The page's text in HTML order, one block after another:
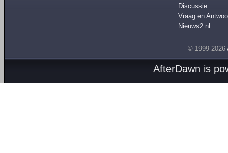
Discussie
Vraag en
Nieuws2.nl
© 1999-2026
AfterDawn is